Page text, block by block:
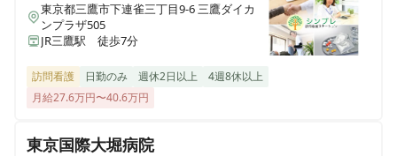
東京都三鷹市下連雀三丁目9-6 三鷹ダイカ
ンプラザ505
JR三鷹駅 徒歩7分
訪問看護 日勤のみ 週休2日以上
4週8休以上
月給27.6万円〜40.6万円
東京国際大堀病院